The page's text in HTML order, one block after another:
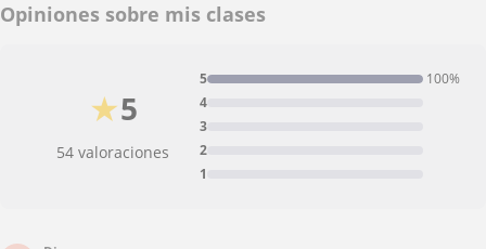
Opiniones sobre mis clases
5
★
54 valoraciones
1
2
3
4
5 100%